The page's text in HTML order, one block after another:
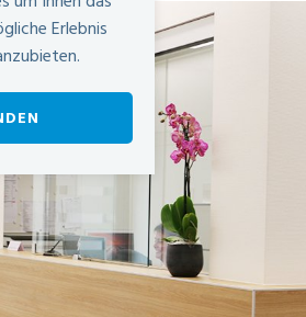
Erlebnis